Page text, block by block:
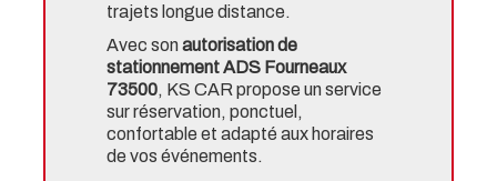
trajets longue distance.
Avec sonautorisation de
stationnement ADS Fourneaux
73500, KS CAR propose un service
sur réservation, ponctuel,
confortable et adapté aux horaires
de vos événements.